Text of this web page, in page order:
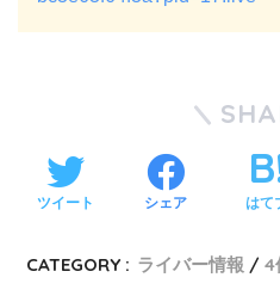
ツイート シェア はて
CATEGORY : ライバー情報 4